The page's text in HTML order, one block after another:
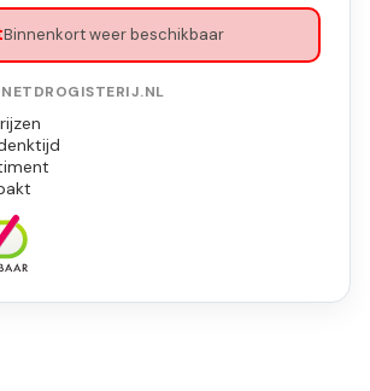
Binnenkort weer beschikbaar